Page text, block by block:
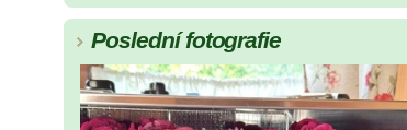
Poslední fotografie